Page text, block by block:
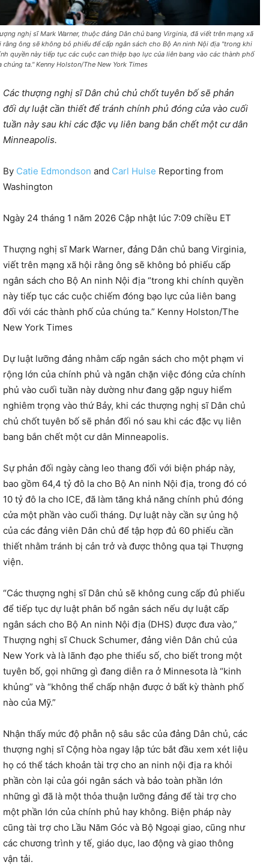
nghị sĩ Mark Warner, thuộc đảng Dân chủ bang Virginia, đã viết trên mạng xã
rằng ông sẽ không bỏ phiếu để cấp ngân sách cho Bộ An ninh Nội địa "trong khi
quyền này tiếp tục các cuộc can thiệp bạo lực của liên bang vào các thành phố
chúng ta." Kenny Holston/The New York Times
Các thượng nghị sĩ Dân chủ chủ chốt tuyên bố sẽ phản
đối dự luật cần thiết để tránh chính phủ đóng cửa vào cuối
tuần này sau khi các đặc vụ liên bang bắn chết một cư dân
Minneapolis.
By Catie Edmondson and Carl Hulse Reporting from
Washington
Ngày 24 tháng 1 năm 2026 Cập nhật lúc 7:09 chiều ET
Thượng nghị sĩ Mark Warner, đảng Dân chủ bang Virginia,
viết trên mạng xã hội rằng ông sẽ không bỏ phiếu cấp
ngân sách cho Bộ An ninh Nội địa “trong khi chính quyền
này tiếp tục các cuộc chiếm đóng bạo lực của liên bang
đối với các thành phố của chúng ta.” Kenny Holston/The
New York Times
Dự luật lưỡng đảng nhằm cấp ngân sách cho một phạm vi
rộng lớn của chính phủ và ngăn chặn việc đóng cửa chính
phủ vào cuối tuần này dường như đang gặp nguy hiểm
nghiêm trọng vào thứ Bảy, khi các thượng nghị sĩ Dân chủ
chủ chốt tuyên bố sẽ phản đối nó sau khi các đặc vụ liên
bang bắn chết một cư dân Minneapolis.
Sự phản đối ngày càng leo thang đối với biện pháp này,
bao gồm 64,4 tỷ đô la cho Bộ An ninh Nội địa, trong đó có
10 tỷ đô la cho ICE, đã làm tăng khả năng chính phủ đóng
cửa một phần vào cuối tháng. Dự luật này cần sự ủng hộ
của các đảng viên Dân chủ để tập hợp đủ 60 phiếu cần
thiết nhằm tránh bị cản trở và được thông qua tại Thượng
viện.
“Các thượng nghị sĩ Dân chủ sẽ không cung cấp đủ phiếu
để tiếp tục dự luật phân bổ ngân sách nếu dự luật cấp
ngân sách cho Bộ An ninh Nội địa (DHS) được đưa vào,”
Thượng nghị sĩ Chuck Schumer, đảng viên Dân chủ của
New York và là lãnh đạo phe thiểu số, cho biết trong một
tuyên bố, gọi những gì đang diễn ra ở Minnesota là “kinh
khủng” và “không thể chấp nhận được ở bất kỳ thành phố
nào của Mỹ.”
Nhận thấy mức độ phẫn nộ sâu sắc của đảng Dân chủ, các
thượng nghị sĩ Cộng hòa ngay lập tức bắt đầu xem xét liệu
họ có thể tách khoản tài trợ cho an ninh nội địa ra khỏi
phần còn lại của gói ngân sách và bảo toàn phần lớn
những gì đã là một thỏa thuận lưỡng đảng để tài trợ cho
một phần lớn của chính phủ hay không. Biện pháp này
cũng tài trợ cho Lầu Năm Góc và Bộ Ngoại giao, cũng như
các chương trình y tế, giáo dục, lao động và giao thông
vận tải.